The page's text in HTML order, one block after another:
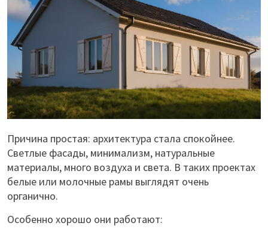
Причина простая: архитектура стала спокойнее.
Светлые фасады, минимализм, натуральные
материалы, много воздуха и света. В таких проектах
белые или молочные рамы выглядят очень
органично.
Особенно хорошо они работают: